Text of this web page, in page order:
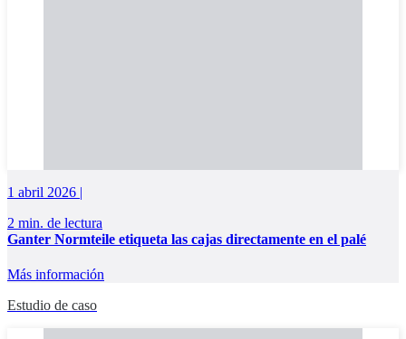
1 abril 2026 |
2 min. de lectura
Ganter Normteile etiqueta las cajas directamente en el palé
Más información
Estudio de caso